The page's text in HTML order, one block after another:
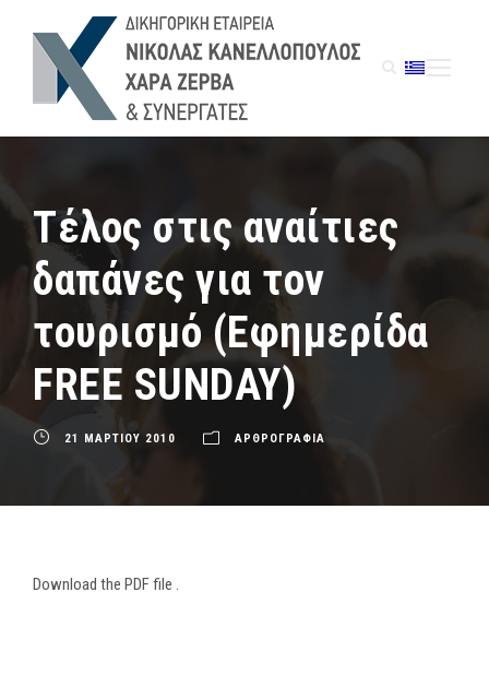
Τέλος στις αναίτιες
δαπάνες για τον
τουρισμό (Εφημερίδα
FREE SUNDAY)
21 ΜΑΡΤΙΟΥ 2010 ΑΡΘΡΟΓΡΑΦΙΑ
Download the PDF file .